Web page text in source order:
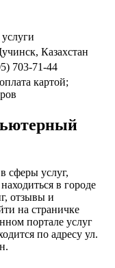
Казахстан
703-71-44
картой;
сферы услуг,
в городе
отзывы и
на страничке
портале услуг
по адресу ул.